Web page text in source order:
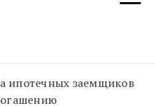
область
ипотечных заемщиков